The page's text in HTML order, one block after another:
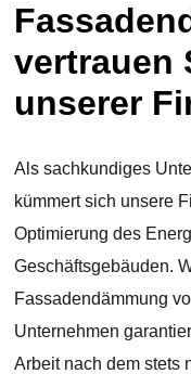
vertrauen
unserer
Als sachkundiges
kümmert sich unsere
Optimierung des
Geschäftsgebäuden.
Fassadendämmung
Unternehmen
Arbeit nach dem stets